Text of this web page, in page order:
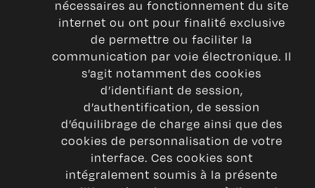
nécessaires au fonctionnement du site
internet ou ont pour finalité exclusive
de permettre ou faciliter la
communication par voie électronique. Il
s’agit notamment des cookies
d’identifiant de session,
d’authentification, de session
d’équilibrage de charge ainsi que des
cookies de personnalisation de votre
interface. Ces cookies sont
intégralement soumis à la présente